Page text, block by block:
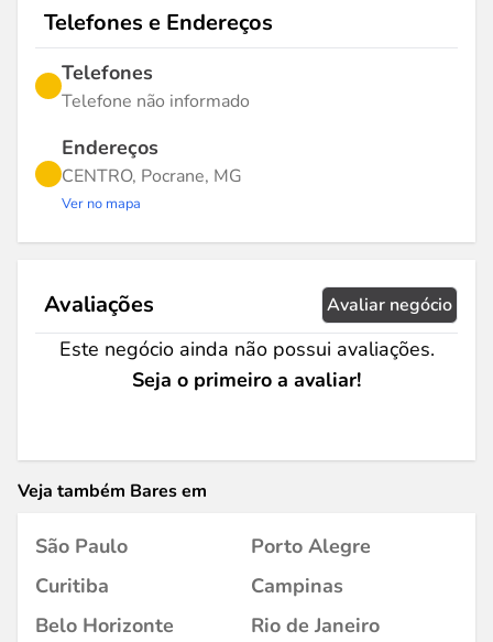
Telefones e Endereços
Telefones
Telefone não informado
Endereços
CENTRO, Pocrane, MG
Ver no mapa
Avaliações Avaliar negócio
Este negócio ainda não possui avaliações.
Seja o primeiro a avaliar!
Veja também Bares em
São Paulo
Porto Alegre
Curitiba
Campinas
Belo Horizonte
Rio de Janeiro